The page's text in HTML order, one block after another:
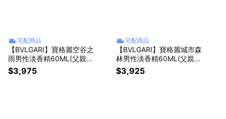
宅配商品
【BVLGARI】寶格麗空谷之
雨男性淡香精60ML(父親節
贈禮)
$3,975
宅配商品
【BVLGARI】寶格麗城市森
林男性淡香精60ML(父親節
贈禮)
$3,925